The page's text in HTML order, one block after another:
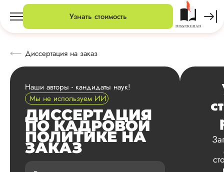
Узнать стоимость
Диссертация на заказ
Наши авторы - кандидаты наук!
Мы не используем ИИ
ДИССЕРТАЦИЯ
ПО КАДРОВОЙ
ПОЛИТИКЕ НА
ЗАКАЗ